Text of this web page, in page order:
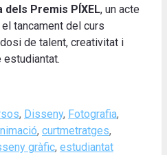
Premis PÍXEL, un acte
tancament del curs
de talent, creativitat i
estudiantat.
, Disseny, Fotografia,
, curtmetratges,
gràfic, estudiantat